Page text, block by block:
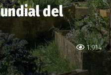
1.914
del